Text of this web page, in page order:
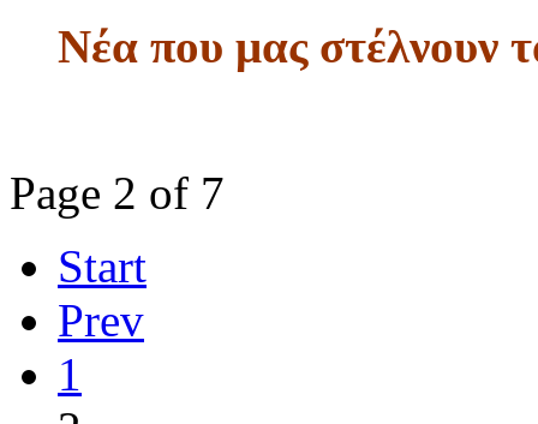
Νέα που μας στέλνουν
Page 2 of 7
Start
Prev
1